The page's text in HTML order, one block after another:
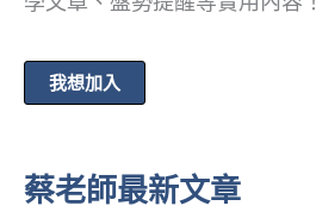
我想加入
蔡老師最新文章